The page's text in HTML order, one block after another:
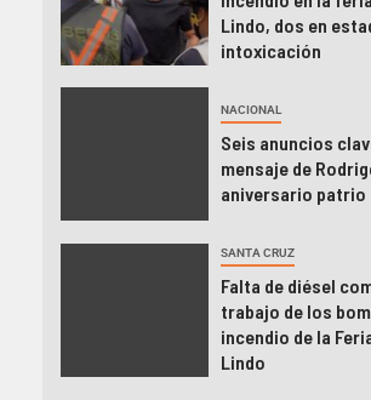
Lindo, dos en
intoxicación
NACIONAL
Seis anuncios
mensaje de
aniversario patrio
SANTA CRUZ
Falta de diésel
trabajo de los
incendio de la
Lindo